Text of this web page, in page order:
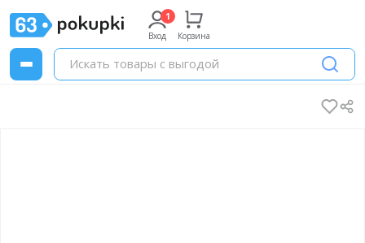
Вход Корзина